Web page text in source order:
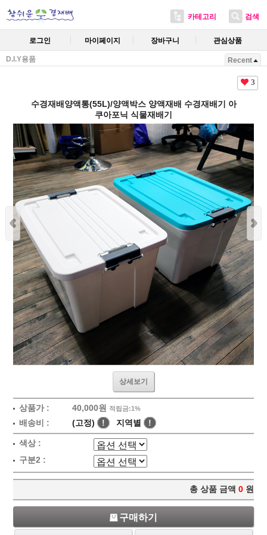
카테고리 검색
로그인 마이페이지 장바구니 관심상품
D.I.Y용품 Recent
3
수경재배양액통(55L)/양액박스 양액재배 수경재배기 아
쿠아포닉 식물재배기
상세보기
상품가 : 40,000원 적립금:1%
배송비 : (고정) ! 지역별 !
색상 :
구분2 :
총 상품 금액 0 원
구매하기